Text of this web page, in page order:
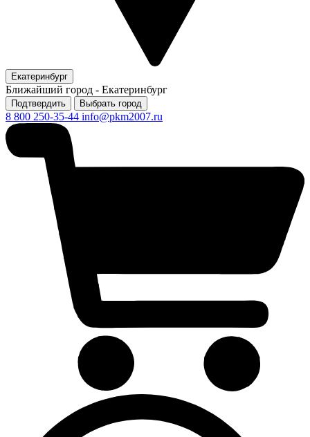
Екатеринбург
Ближайший город - Екатеринбург
Подтвердить Выбрать город
8 800 250-35-44 info@pkm2007.ru